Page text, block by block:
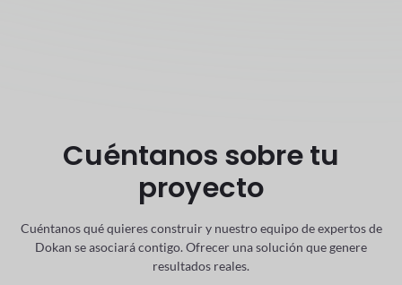
Cuéntanos sobre tu
proyecto
Cuéntanos qué quieres construir y nuestro equipo de expertos de
Dokan se asociará contigo.Ofrecer una solución que genere
resultados reales.